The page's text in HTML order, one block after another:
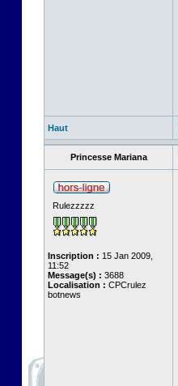
Haut
Princesse Mariana
Rulezzzzz
Inscription : 15 Jan 2009,
11:52
Message(s) : 3688
Localisation : CPCrulez
botnews